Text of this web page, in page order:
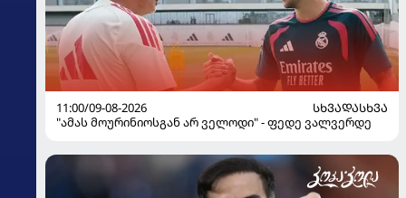
11:00/09-08-2026
ᲡᲮᲕᲐᲓᲐᲡᲮᲕᲐ
"ამას მოურინიოსგან არ ველოდი" - ფედე ვალვერდე